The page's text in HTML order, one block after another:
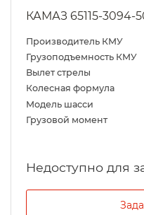
КАМАЗ 65115-3094-
Производитель КМУ
Грузоподъемность КМУ
Вылет стрелы
Колесная формула
Модель шасси
Грузовой момент